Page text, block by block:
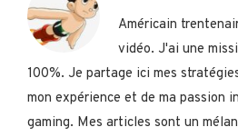
Américain
vidéo. J'ai une
100%. Je partage ici mes
mon expérience et de ma passion
gaming. Mes articles sont un